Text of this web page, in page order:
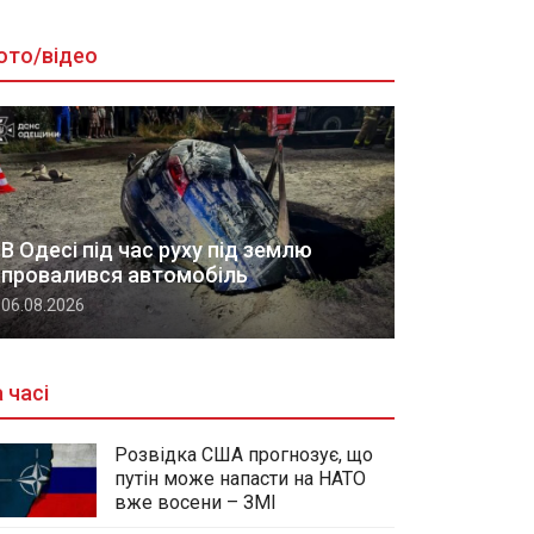
відео
В Одесі під час руху під землю
провалився автомобіль
06.08.2026
часі
Розвідка США прогнозує, що
путін може напасти на НАТО
вже восени – ЗМІ